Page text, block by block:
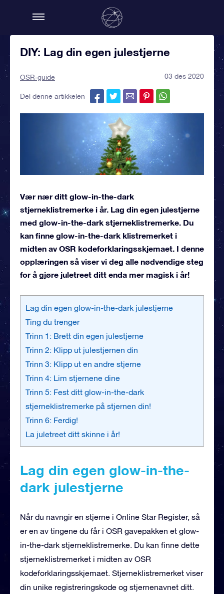
DIY: Lag din egen julestjerne
OSR-guide 03 des 2020
Del denne artikkelen
Vær nær ditt glow-in-the-dark
stjerneklistremerke i år. Lag din egen julestjerne
med glow-in-the-dark stjerneklistremerke. Du
kan finne glow-in-the-dark klistremerket i
midten av OSR kodeforklaringsskjemaet. I denne
opplæringen så viser vi deg alle nødvendige steg
for å gjøre juletreet ditt enda mer magisk i år!
Lag din egen glow-in-the-dark julestjerne
Ting du trenger
Trinn 1: Brett din egen julestjerne
Trinn 2: Klipp ut julestjernen din
Trinn 3: Klipp ut en andre stjerne
Trinn 4: Lim stjernene dine
Trinn 5: Fest ditt glow-in-the-dark
stjerneklistremerke på stjernen din!
Trinn 6: Ferdig!
La juletreet ditt skinne i år!
Lag din egen glow-in-the-
dark julestjerne
Når du navngir en stjerne i Online Star Register, så
er en av tingene du får i OSR gavepakken et glow-
in-the-dark stjerneklistremerke. Du kan finne dette
stjerneklistremerket i midten av OSR
kodeforklaringsskjemaet. Stjerneklistremerket viser
din unike registreringskode og stjernenavnet ditt.